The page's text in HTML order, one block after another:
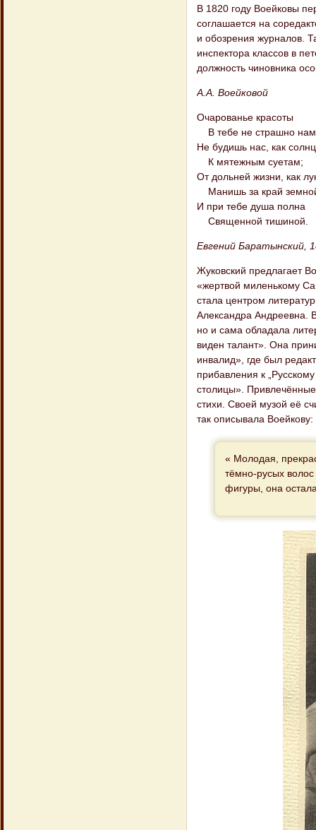
В 1820 году Воейковы
соглашается на
и обозрения журналов.
инспектора классов в
должность чиновника
А.А. Воейковой
Очарованье красоты
В тебе не страшно
Не будишь нас, как
К мятежным суетам;
От дольней жизни, как
Манишь за край
И при тебе душа полна
Священной тишиной.
Евгений Баратынский,
Жуковский предлагает
«жертвой миленькому
стала центром
Александра Андреевна.
но и сама обладала
виден талант». Она
инвалид», где был
прибавления к
столицы».
стихи. Своей музой её
так описывала Воейкову:
« Молодая,
тёмно-русых
фигуры, она